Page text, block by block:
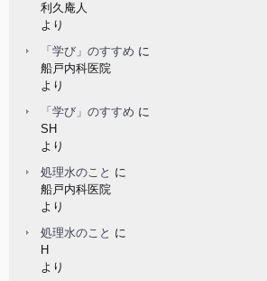
利久庵人
より
「学び」のすすめ に
船戸内科医院
より
「学び」のすすめ に
SH
より
処理水のこと に
船戸内科医院
より
処理水のこと に
H
より